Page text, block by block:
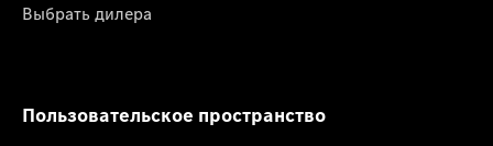
Выбрать дилера
Пользовательское пространство